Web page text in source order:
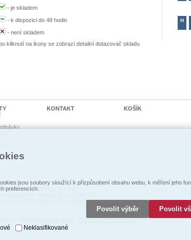
-je skladem
-k dispozici do 48 hodin
-není skladem
kliknutí na ikony se zobrazí detailní dotazovač skladu
H
shodě
vysloužilých elektrozaŕízení
vysloužilých baterií / akumulátorů
KONTAKT KOŠÍK
jsou soubory sloužící k přizpůsobení obsahu webu, k měření jeho
preferencích.
Povolit výběr Povolit
Neklasifikované